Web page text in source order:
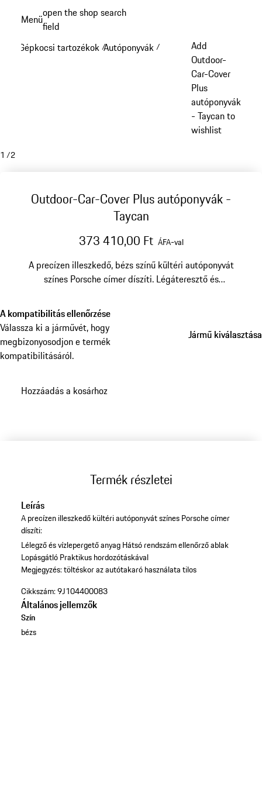
tartalomra
Menüopen the shop search
field
Gépkocsi tartozékok /Autóponyvák /
Add
Outdoor-
Car-Cover
Plus
autóponyvák
- Taycan to
wishlist
1 /2
Outdoor-Car-Cover Plus autóponyvák -
Taycan
373 410,00 Ft ÁFA-val
A precízen illeszkedő, bézs színű kültéri autóponyvát
színes Porsche címer díszíti. Légáteresztő és
A kompatibilitás ellenőrzése
Válassza ki a járművét, hogy
megbizonyosodjon e termék
kompatibilitásáról.
Jármű kiválasztása
Jármű kiválasztása
Hozzáadás a kosárhoz
Termék részletei
Leírás
A precízen illeszkedő kültéri autóponyvát színes Porsche címer
díszíti:
Lélegző és vízlepergető anyag Hátsó rendszám ellenőrző ablak
Lopásgátló Praktikus hordozótáskával
Megjegyzés: töltéskor az autótakaró használata tilos
Cikkszám:9J104400083
Általános jellemzők
Szín
bézs